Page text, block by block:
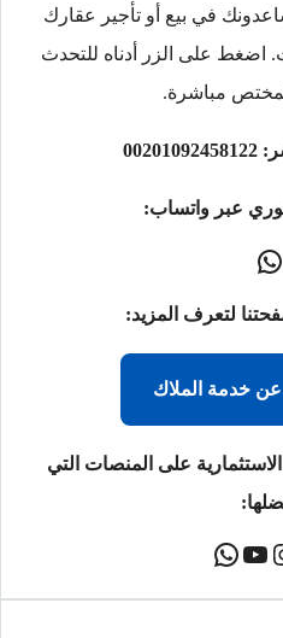
في بيع أو تأجير عقارك
على الزر أدناه للتحدث
مباشرة.
00201092458122
عبر واتساب:
لتعرف المزيد:
عن خدمة الملاك
على المنصات التي